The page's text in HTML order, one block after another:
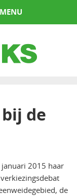
MENU
de
2015 haar
de